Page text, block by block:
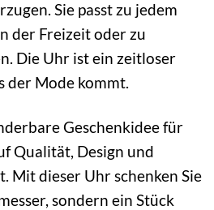
Sie passt zu jedem
der Freizeit oder zu
Die Uhr ist ein zeitloser
der Mode kommt.
Geschenkidee für
Qualität, Design und
Mit dieser Uhr schenken Sie
sondern ein Stück